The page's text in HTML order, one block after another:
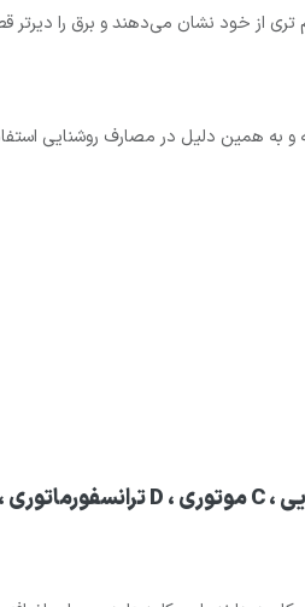
از خود نشان می‌دهند و برق را دیرتر
و به همین دلیل در مصارف روشنایی